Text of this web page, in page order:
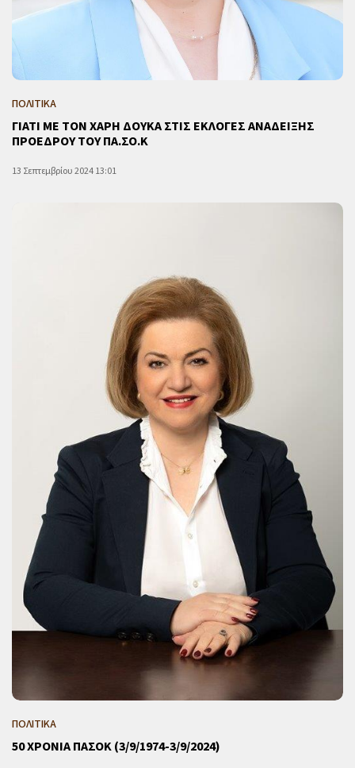
ΠΟΛΙΤΙΚΑ
ΓΙΑΤΙ ΜΕ ΤΟΝ ΧΑΡΗ ΔΟΥΚΑ ΣΤΙΣ ΕΚΛΟΓΕΣ ΑΝΑΔΕΙΞΗΣ
ΠΡΟΕΔΡΟΥ ΤΟΥ ΠΑ.ΣΟ.Κ
13 Σεπτεμβρίου 2024 13:01
ΠΟΛΙΤΙΚΑ
50 ΧΡΟΝΙΑ ΠΑΣΟΚ (3/9/1974-3/9/2024)